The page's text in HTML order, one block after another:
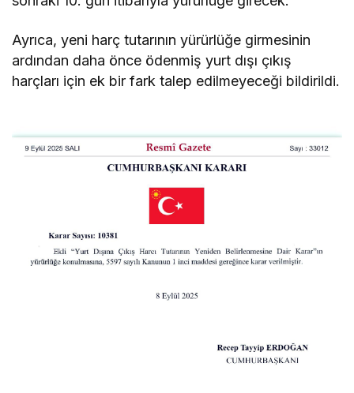
Ayrıca, yeni harç tutarının yürürlüğe girmesinin
ardından daha önce ödenmiş yurt dışı çıkış
harçları için ek bir fark talep edilmeyeceği bildirildi.